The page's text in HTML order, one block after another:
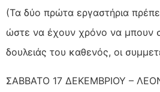
(Τα δύο πρώτα εργαστήρια
ώστε να έχουν χρόνο να μπουν
δουλειάς του καθενός, οι
ΣΑΒΒΑΤΟ 17 ΔΕΚΕΜΒΡΙΟΥ –